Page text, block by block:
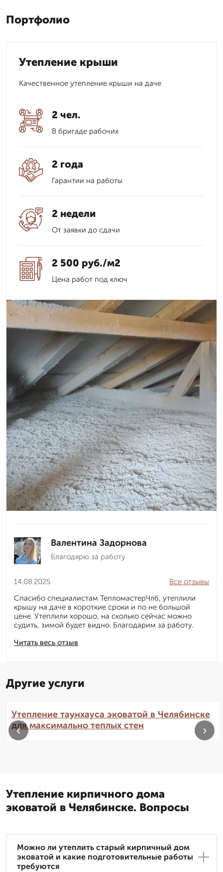
Портфолио
Утепление крыши
Качественное утепление крыши на даче
2 чел.
В бригаде рабочих
2 года
Гарантии на работы
2 недели
От заявки до сдачи
2 500 руб./м2
Цена работ под ключ
Валентина Задорнова
Благодярю за работу
14.08.2025
Читать весь отзыв
Все отзывы
Спасибо специалистам ТепломастерЧлб, утеплили
крышу на даче в короткие сроки и по не большой
цене. Утеплили хорошо, на сколько сейчас можно
судить, зимой будет видно. Благодарим за работу.
Другие услуги
Утепление таунхауса эковатой в Челябинске
для максимально теплых стен
‹ ›
Утепление кирпичного дома
эковатой в Челябинске. Вопросы
Можно ли утеплить старый кирпичный дом
эковатой и какие подготовительные работы
требуются